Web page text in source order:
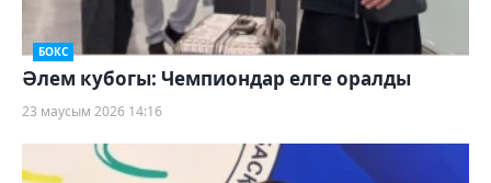
БОКС
Әлем кубогы: Чемпиондар елге оралды
23 маусым 2026 14:16